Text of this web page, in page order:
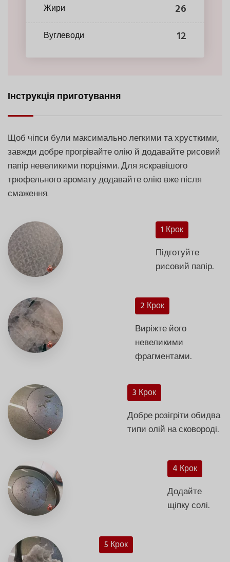
Жири 26
Вуглеводи 12
Інструкція приготування
Щоб чіпси були максимально легкими та хрусткими,
завжди добре прогрівайте олію й додавайте рисовий
папір невеликими порціями. Для яскравішого
трюфельного аромату додавайте олію вже після
смаження.
1 Крок
Підготуйте
рисовий папір.
2 Крок
Виріжте його
невеликими
фрагментами.
3 Крок
Добре розігріти обидва
типи олій на сковороді.
4 Крок
Додайте
щіпку солі.
5 Крок